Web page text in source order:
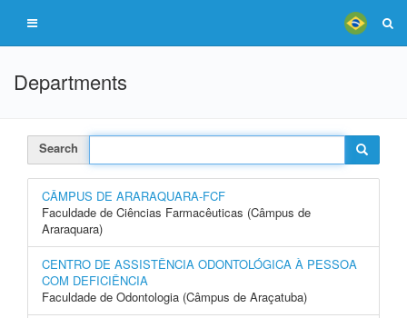
Departments
Search
CÂMPUS DE ARARAQUARA-FCF
Faculdade de Ciências Farmacêuticas (Câmpus de
Araraquara)
CENTRO DE ASSISTÊNCIA ODONTOLÓGICA À PESSOA
COM DEFICIÊNCIA
Faculdade de Odontologia (Câmpus de Araçatuba)